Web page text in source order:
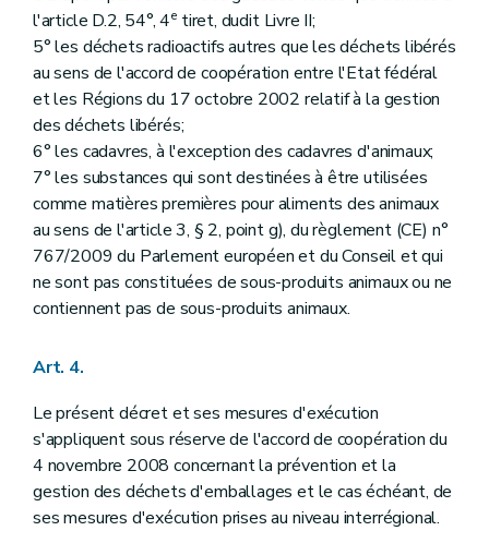
Art. 86
Art. 87
Art. 88
Art. 89
Art. 90
Section 2 Dispositions relatives aux agréments
Sous-section 1
Art. 91
Art. 92
Art. 93
Art. 94
Art. 95
Art. 96
Art. 97
Art. 98
Art. 99
Art. 102
Sous-section 3 Dispositions particulières à l'agrément des activités des entreprises d'économie sociale souhaitant être reconnue service d'intérêt économique général
Art. 103
Sous-section 4 Dispositions particulières à l'agrément des activités de recyclage et de remblayage de certains types de déchets non dangereux
Art. 104
Art. 105
Art. 106
l'article D.2, 54°, 4e tiret, dudit Livre II;
5° les déchets radioactifs autres que les déchets libérés
au sens de l'accord de coopération entre l'Etat fédéral
et les Régions du 17 octobre 2002 relatif à la gestion
des déchets libérés;
6° les cadavres, à l'exception des cadavres d'animaux;
7° les substances qui sont destinées à être utilisées
comme matières premières pour aliments des animaux
au sens de l'article 3, § 2, point g), du règlement (CE) n°
767/2009 du Parlement européen et du Conseil et qui
ne sont pas constituées de sous-produits animaux ou ne
contiennent pas de sous-produits animaux.
Art. 4.
Le présent décret et ses mesures d'exécution
s'appliquent sous réserve de l'accord de coopération du
4 novembre 2008 concernant la prévention et la
gestion des déchets d'emballages et le cas échéant, de
ses mesures d'exécution prises au niveau interrégional.